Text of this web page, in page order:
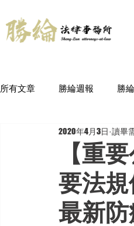
所有文章 勝綸週報 勝
【重
要法
最新
2020年4月3日 讀畢